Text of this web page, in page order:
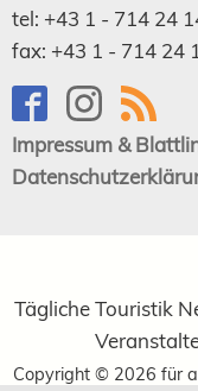
tel: +43 1 - 714 24
fax: +43 1 - 714 24
Impressum &
Tägliche Touristik
Copyright © 2026 für